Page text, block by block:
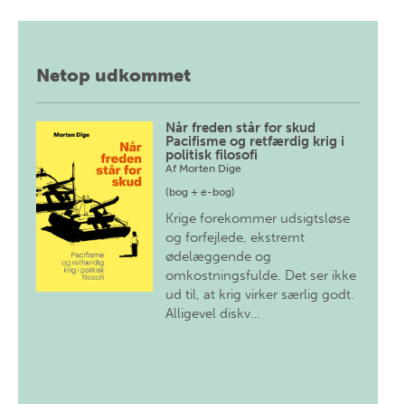
Netop udkommet
Når freden står for skud
Pacifisme og retfærdig krig i
politisk filosofi
Af Morten Dige
(bog + e-bog)
Krige forekommer udsigtsløse
og forfejlede, ekstremt
ødelæggende og
omkostningsfulde. Det ser ikke
ud til, at krig virker særlig godt.
Alligevel diskv…